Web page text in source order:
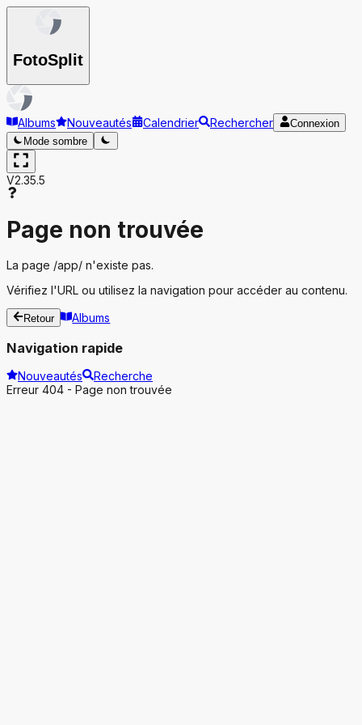
FotoSplit
Albums Nouveautés Calendrier Rechercher
Connexion
Mode sombre
V2.35.5
Page non trouvée
La page /app/ n'existe pas.
Vérifiez l'URL ou utilisez la navigation pour accéder au contenu.
Retour Albums
Navigation rapide
Nouveautés
Recherche
Erreur 404 - Page non trouvée